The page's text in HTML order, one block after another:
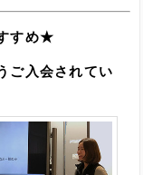
すめ★
ご入会されてい